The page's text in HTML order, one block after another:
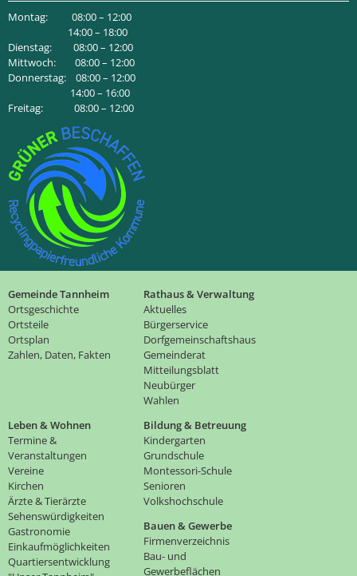
Montag: 08:00 – 12:00
14:00 – 18:00
Dienstag: 08:00 – 12:00
Mittwoch: 08:00 – 12:00
Donnerstag: 08:00 – 12:00
14:00 – 16:00
Freitag: 08:00 – 12:00
Gemeinde Tannheim
Ortsgeschichte
Ortsteile
Ortsplan
Zahlen, Daten, Fakten
Rathaus & Verwaltung
Aktuelles
Bürgerservice
Dorfgemeinschaftshaus
Gemeinderat
Mitteilungsblatt
Neubürger
Wahlen
Leben & Wohnen
Termine &
Veranstaltungen
Vereine
Kirchen
Ärzte & Tierärzte
Sehenswürdigkeiten
Gastronomie
Einkaufmöglichkeiten
Quartiersentwicklung
Bildung & Betreuung
Kindergarten
Grundschule
Montessori-Schule
Senioren
Volkshochschule
Bauen & Gewerbe
Firmenverzeichnis
Bau- und
Gewerbeflächen